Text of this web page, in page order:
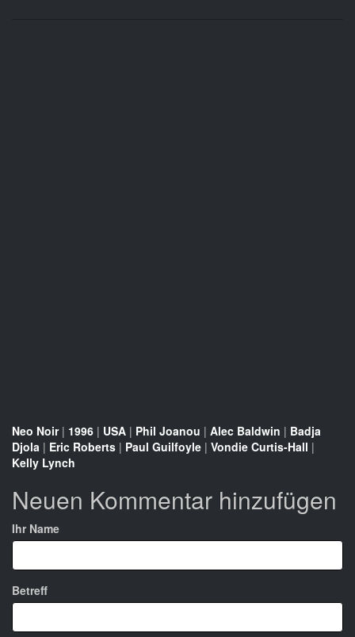
Neo Noir| 1996 | USA | Phil Joanou | Alec Baldwin | Badja
Djola | Eric Roberts | Paul Guilfoyle | Vondie Curtis-Hall |
Kelly Lynch
Neuen Kommentar hinzufügen
Ihr Name
Betreff